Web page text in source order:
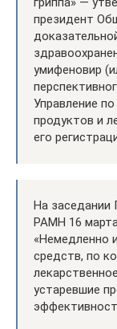
президент
умифеновир
Управление
продуктов и
его
На заседании
РАМН 16
«Немедленно
средств, по
устаревшие